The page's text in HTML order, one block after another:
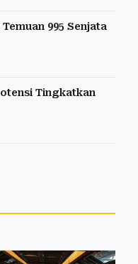
995 Senjata
Tingkatkan